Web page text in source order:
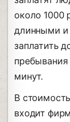
около 1000
длинными и
заплатить
пребывания
минут.
В
входит